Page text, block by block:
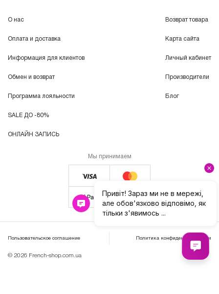
О нас
Оплата и доставка
Информация для клиентов
Обмен и возврат
Программа лояльности
SALE ДО -80%
ОНЛАЙН ЗАПИСЬ
Возврат товара
Карта сайта
Личный кабинет
Производители
Блог
Мы принимаем
© 2026 French-shop.com.ua
Пользовательское соглашение Политика конфиденциальности